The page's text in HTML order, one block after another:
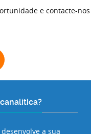
e contacte-
a sua